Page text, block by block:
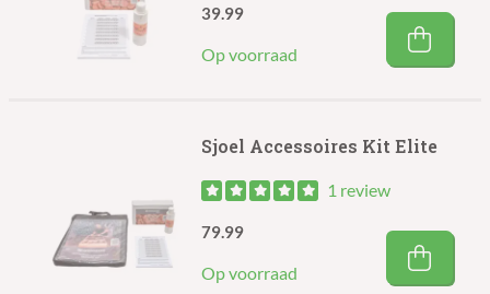
Op voorraad
39.99
Sjoel Accessoires Kit Elite
1 review
Op voorraad
79.99